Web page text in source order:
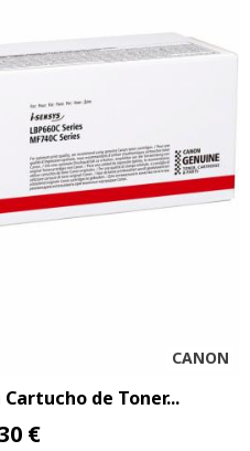
CANON
de Toner...
€